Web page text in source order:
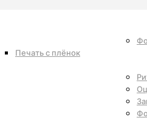
Печать с плёнок